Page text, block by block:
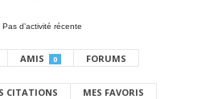
Pas d’activité récente
AMIS 0 FORUMS
CITATIONS MES FAVORIS